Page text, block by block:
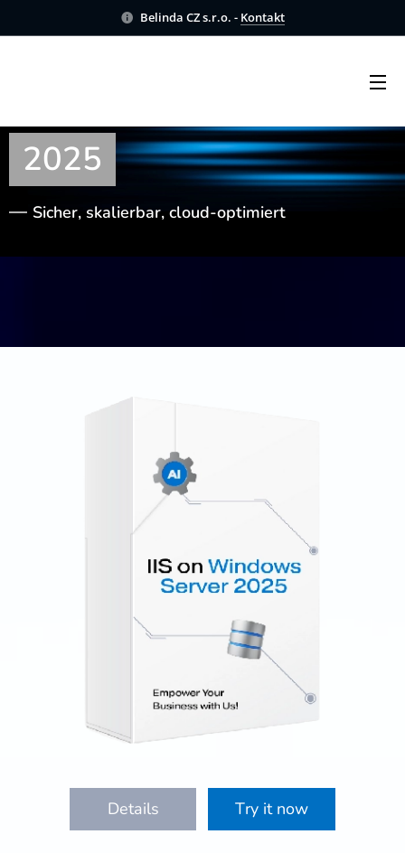
Belinda CZ s.r.o. - Kontakt
2025
Sicher, skalierbar, cloud-optimiert
Details Try it now